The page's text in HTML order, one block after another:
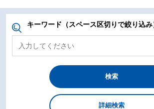
キーワード（スペース区切りで絞り込み